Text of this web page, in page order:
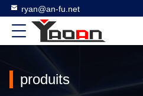
ryan@an-fu.net
produits